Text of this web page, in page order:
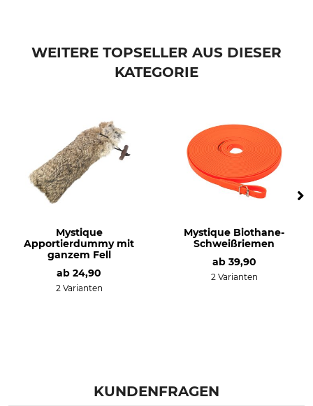
WEITERE TOPSELLER AUS DIESER
KATEGORIE
Mystique
Apportierdummy mit
ganzem Fell
ab 24,90
2 Varianten
Mystique Biothane-
Schweißriemen
ab 39,90
2 Varianten
KUNDENFRAGEN